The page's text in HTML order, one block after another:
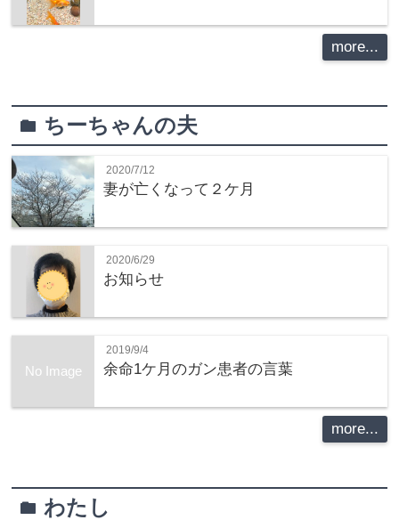
more...
folder ちーちゃんの夫
2020/7/12
妻が亡くなって２ケ月
2020/6/29
お知らせ
No Image
2019/9/4
余命1ケ月のガン患者の言葉
more...
folderわたし